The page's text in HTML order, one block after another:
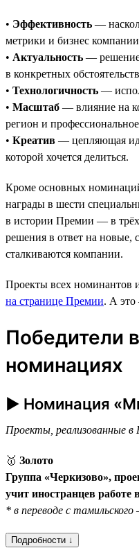
• Эффективность —
метрики и бизнес
• Актуальность — решение
в конкретных
• Технологичность —
• Масштаб — влияние на
регион и
• Креатив — цепляющая
которой хочется делиться.
Кроме основных
награды в шести
в истории Премии — в трёх
решения в ответ на
сталкиваются компании.
Проекты всех номинантов
на странице Премии. А
Победители
номинациях
► Номинация
Проекты, реализованные в
🥇 Золото
Группа «Черкизово»,
учит иностранцев работе
* в переводе с
Подробности ↓